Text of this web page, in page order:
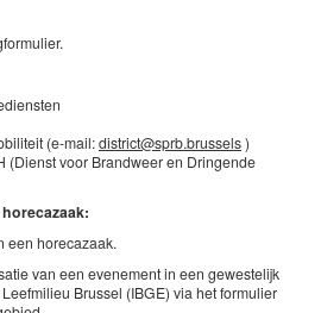
(e-mail:district@sprb.brussels)
(Dienst voor Brandweer en Dringende
een horecazaak.
van een evenement in een gewestelijk
Brussel (IBGE) via het formulier